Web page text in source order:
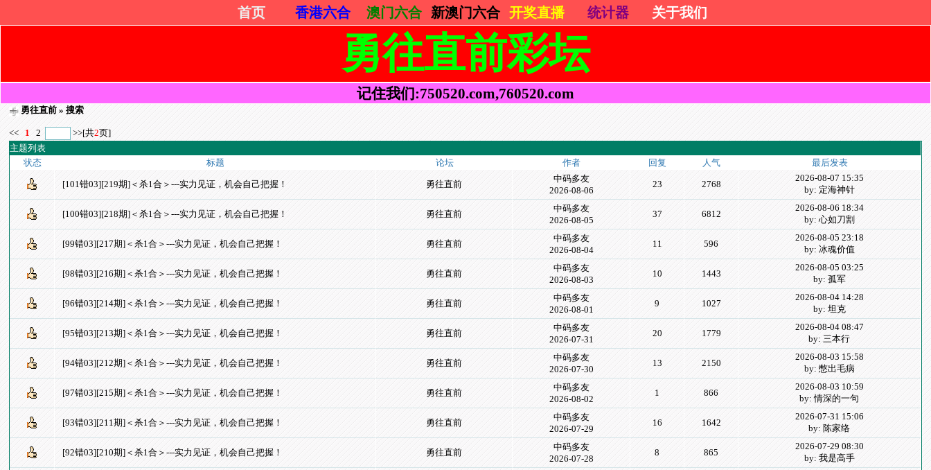
首页 香港六合 澳门六合 新澳门六合 开奖直播 统计器 关于我们
勇往直前彩坛
记住我们:750520.com,760520.com
勇往直前 » 搜索
<< 1 2 >>[共2页]
主题列表
状态
标题 论坛 作者 回复 人气 最后发表
[101错03][219期]＜杀1合＞---实力见证，机会自己把握！ 勇往直前
中码多友
2026-08-06
23 2768
2026-08-07 15:35
by: 定海神针
[100错03][218期]＜杀1合＞---实力见证，机会自己把握！ 勇往直前
中码多友
2026-08-05
37 6812
2026-08-06 18:34
by: 心如刀割
[99错03][217期]＜杀1合＞---实力见证，机会自己把握！ 勇往直前
中码多友
2026-08-04
11 596
2026-08-05 23:18
by: 冰魂价值
[98错03][216期]＜杀1合＞---实力见证，机会自己把握！ 勇往直前
中码多友
2026-08-03
10 1443
2026-08-05 03:25
by: 孤军
[96错03][214期]＜杀1合＞---实力见证，机会自己把握！ 勇往直前
中码多友
2026-08-01
9 1027
2026-08-04 14:28
by: 坦克
[95错03][213期]＜杀1合＞---实力见证，机会自己把握！ 勇往直前
中码多友
2026-07-31
20 1779
2026-08-04 08:47
by: 三本行
[94错03][212期]＜杀1合＞---实力见证，机会自己把握！ 勇往直前
中码多友
2026-07-30
13 2150
2026-08-03 15:58
by: 憋出毛病
[97错03][215期]＜杀1合＞---实力见证，机会自己把握！ 勇往直前
中码多友
2026-08-02
1 866
2026-08-03 10:59
by: 情深的一句
[93错03][211期]＜杀1合＞---实力见证，机会自己把握！ 勇往直前
中码多友
2026-07-29
16 1642
2026-07-31 15:06
by: 陈家络
[92错03][210期]＜杀1合＞---实力见证，机会自己把握！ 勇往直前
中码多友
2026-07-28
8 865
2026-07-29 08:30
by: 我是高手